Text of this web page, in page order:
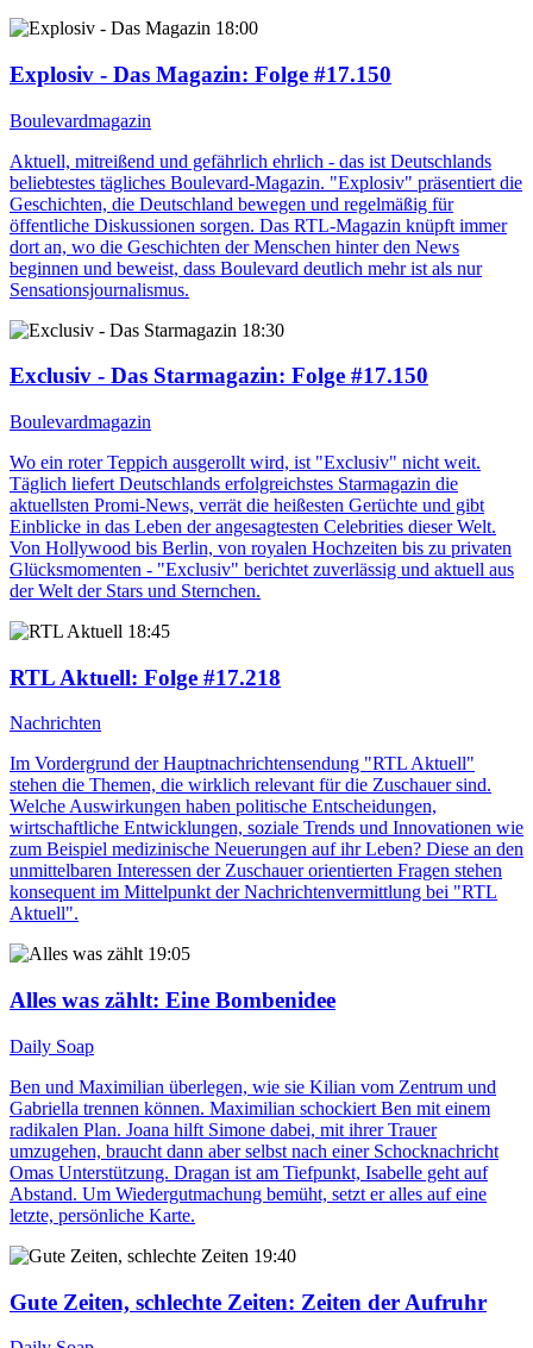
18:00
Explosiv - Das Magazin: Folge #17.150
Boulevardmagazin
Aktuell, mitreißend und gefährlich ehrlich - das ist Deutschlands
beliebtestes tägliches Boulevard-Magazin. "Explosiv" präsentiert die
Geschichten, die Deutschland bewegen und regelmäßig für
öffentliche Diskussionen sorgen. Das RTL-Magazin knüpft immer
dort an, wo die Geschichten der Menschen hinter den News
beginnen und beweist, dass Boulevard deutlich mehr ist als nur
Sensationsjournalismus.
18:30
Exclusiv - Das Starmagazin: Folge #17.150
Boulevardmagazin
Wo ein roter Teppich ausgerollt wird, ist "Exclusiv" nicht weit.
Täglich liefert Deutschlands erfolgreichstes Starmagazin die
aktuellsten Promi-News, verrät die heißesten Gerüchte und gibt
Einblicke in das Leben der angesagtesten Celebrities dieser Welt.
Von Hollywood bis Berlin, von royalen Hochzeiten bis zu privaten
Glücksmomenten - "Exclusiv" berichtet zuverlässig und aktuell aus
der Welt der Stars und Sternchen.
18:45
RTL Aktuell: Folge #17.218
Nachrichten
Im Vordergrund der Hauptnachrichtensendung "RTL Aktuell"
stehen die Themen, die wirklich relevant für die Zuschauer sind.
Welche Auswirkungen haben politische Entscheidungen,
wirtschaftliche Entwicklungen, soziale Trends und Innovationen wie
zum Beispiel medizinische Neuerungen auf ihr Leben? Diese an den
unmittelbaren Interessen der Zuschauer orientierten Fragen stehen
konsequent im Mittelpunkt der Nachrichtenvermittlung bei "RTL
Aktuell".
19:05
Alles was zählt: Eine Bombenidee
Daily Soap
Ben und Maximilian überlegen, wie sie Kilian vom Zentrum und
Gabriella trennen können. Maximilian schockiert Ben mit einem
radikalen Plan. Joana hilft Simone dabei, mit ihrer Trauer
umzugehen, braucht dann aber selbst nach einer Schocknachricht
Omas Unterstützung. Dragan ist am Tiefpunkt, Isabelle geht auf
Abstand. Um Wiedergutmachung bemüht, setzt er alles auf eine
letzte, persönliche Karte.
19:40
Gute Zeiten, schlechte Zeiten: Zeiten der Aufruhr